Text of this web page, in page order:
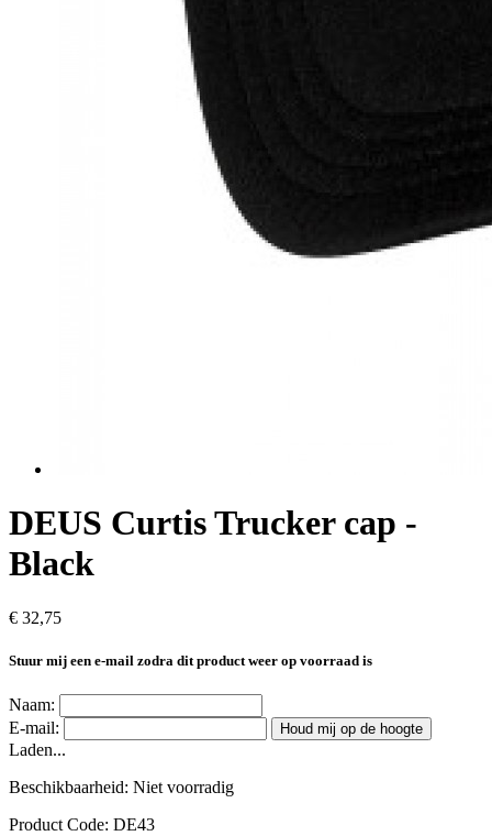
DEUS Curtis Trucker cap -
Black
€ 32,75
Stuur mij een e-mail zodra dit product weer op voorraad is
Naam:
E-mail:
Houd mij op de hoogte
Laden...
Beschikbaarheid: Niet voorradig
Product Code: DE43